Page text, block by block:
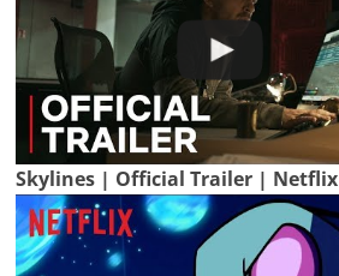
Skylines | Official Trailer | Netflix